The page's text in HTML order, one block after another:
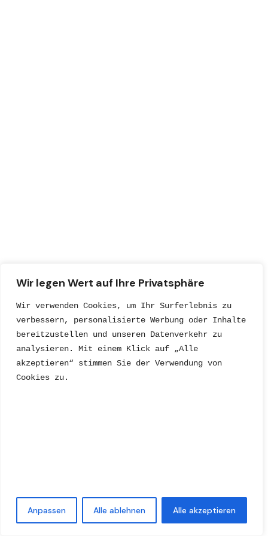
Wir legen Wert auf Ihre Privatsphäre
Wir verwenden Cookies, um Ihr Surferlebnis zu
verbessern, personalisierte Werbung oder Inhalte
bereitzustellen und unseren Datenverkehr zu
analysieren. Mit einem Klick auf „Alle
akzeptieren“ stimmen Sie der Verwendung von
Cookies zu.
Anpassen Alle ablehnen Alle akzeptieren